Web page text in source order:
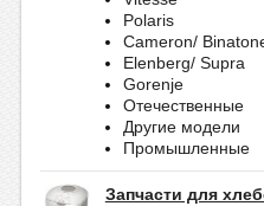
Polaris
Cameron/
Elenberg/ Supra
Gorenje
Отечественные
Другие модели
Промышленные
Запчасти для